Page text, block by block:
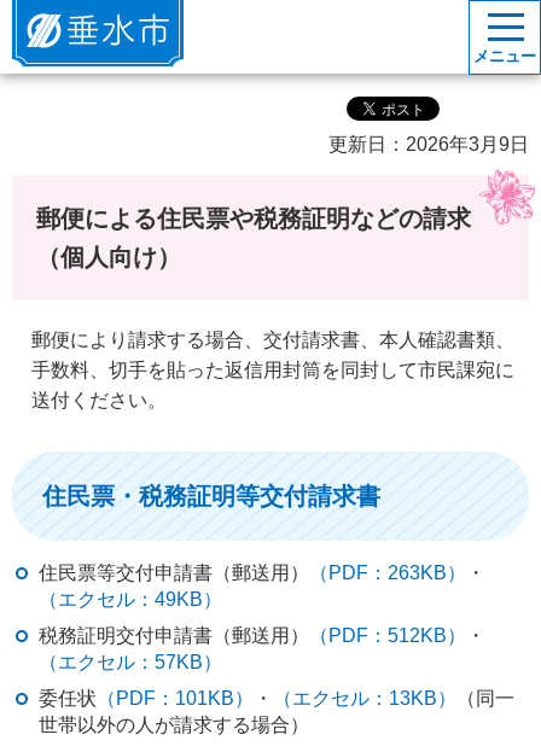
垂水市
メニュー
更新日：2026年3月9日
郵便による住民票や税務証明などの請求
（個人向け）
郵便により請求する場合、交付請求書、本人確認書類、
手数料、切手を貼った返信用封筒を同封して市民課宛に
送付ください。
住民票・税務証明等交付請求書
住民票等交付申請書（郵送用） （PDF：263KB）
・
（エクセル：49KB）
税務証明交付申請書（郵送用）
（PDF：512KB）
・
（エクセル：57KB）
委任状 （PDF：101KB） ・ （エクセル：13KB）
（同一
世帯以外の人が請求する場合）